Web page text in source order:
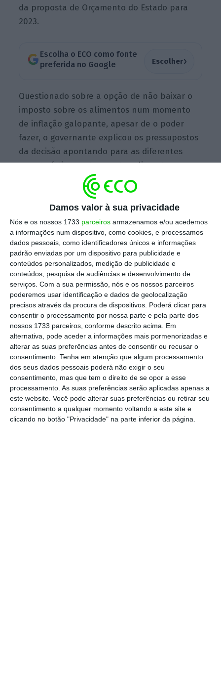
Damos valor à sua privacidade
Nós e os nossos 1733 parceiros armazenamos e/ou acedemos
a informações num dispositivo, como cookies, e processamos
dados pessoais, como identificadores únicos e informações
padrão enviadas por um dispositivo para publicidade e
conteúdos personalizados, medição de publicidade e
conteúdos, pesquisa de audiências e desenvolvimento de
serviços. Com a sua permissão, nós e os nossos parceiros
poderemos usar identificação e dados de geolocalização
precisos através da procura de dispositivos. Poderá clicar para
consentir o processamento por nossa parte e pela parte dos
nossos 1733 parceiros, conforme descrito acima. Em
alternativa, pode aceder a informações mais pormenorizadas e
alterar as suas preferências antes de consentir ou recusar o
consentimento. Tenha em atenção que algum processamento
dos seus dados pessoais poderá não exigir o seu
consentimento, mas que tem o direito de se opor a esse
processamento. As suas preferências serão aplicadas apenas a
este website. Você pode alterar suas preferências ou retirar seu
consentimento a qualquer momento voltando a este site e
clicando no botão "Privacidade" na parte inferior da página.
da proposta de Orçamento do Estado para
2023.
Escolha o ECO como fonte
preferida no Google
Escolher›
Questionado sobre a opção de não baixar o
imposto sobre os alimentos num momento
de inflação galopante, apesar de o poder
fazer, o governante explicou os pressupostos
da decisão apontando para as diferentes
características entre o setor alimentar e o
setor da eletricidade.
“Nós entendemos que haveria aqui um risco
muito mais elevado de haver uma diminuição
da taxa de IVA dos bens alimentares que não
chegasse diretamente ao bolso das famílias
porque haveria quem pudesse
oportunisticamente aumentar os preços
ficando com essa diminuição fiscal”, detalhou.
O ministro das Finanças confirmou que a
proposta também chegou a ser pensada para
ser incluída no pacote de apoio às famílias
apresentado em setembro. Depois, foi mais
além: “Entendemos que, em vez de transferir
esses recursos, podíamos estar com muito
boa intenção de ser às famílias, maspodiam
acabar antes na remuneração acionista dos